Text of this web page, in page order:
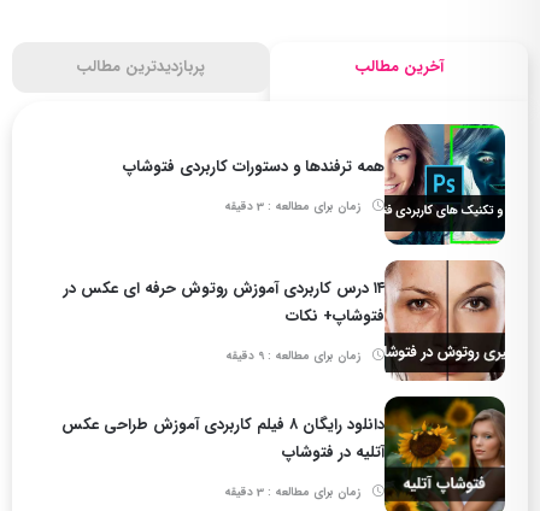
آخرین مطالب پربازدیدترین مطالب
همه ترفندها و دستورات کاربردی فتوشاپ
زمان برای مطالعه : 3 دقیقه
۱۴ درس کاربردی آموزش روتوش حرفه ای عکس در
فتوشاپ+ نکات
زمان برای مطالعه : 9 دقیقه
دانلود رایگان ۸ فیلم کاربردی آموزش طراحی عکس
آتلیه در فتوشاپ
زمان برای مطالعه : 3 دقیقه